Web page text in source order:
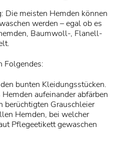
Die meisten Hemden können
werden – egal ob es
Baumwoll-, Flanell-
Folgendes:
bunten Kleidungsstücken.
aufeinander abfärben
berüchtigten Grauschleier
Hemden, bei welcher
Pflegeetikett gewaschen